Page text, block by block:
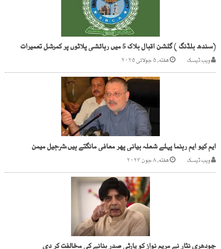
(سندھ بلڈنگ ) گلشن اقبال بلاک 5 میں رہائشی پلاٹوں پر کمرشل تعمیرات
ویب ڈیسک هفته, ۵ جولائی ۲۰۲۵
ایم کیو ایم رہنما پہلے شعلہ بیانی پھر معافی مانگتے ہیں،شرجیل میمن
ویب ڈیسک هفته, ۸ جون ۲۰۲۴